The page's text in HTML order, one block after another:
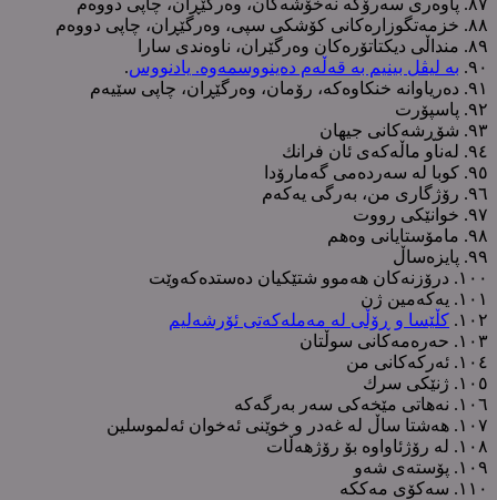
٨٧. پاوەری سەرۆکە نەخۆشەکان، وەرگێڕان، چاپی دووەم
٨٨. خزمەتگوزارەکانی کۆشکی سپی، وەرگێڕان، چاپی دووەم
٨٩. منداڵی دیکتاتۆرەکان وەرگێران، ناوەندی سارا
٩٠. بە لیڤل بینیم بە قەڵەم دەینووسمەوە. یادنووس.
٩١. دەریاوانە خنکاوەکە، رۆمان، وەرگێڕان، چاپی سێیەم
٩٢. پاسپۆرت
٩٣. شۆڕشەکانی جیهان
٩٤. لەناو ماڵەکەی ئان فرانك
٩٥. کوبا لە سەردەمی گەمارۆدا
٩٦. رۆژگاری من، بەرگی یەکەم
٩٧. خوانێکی رووت
٩٨. مامۆستایانی وەهم
٩٩. پایزەساڵ
١٠٠. درۆزنەکان هەموو شتێکیان دەستدەکەوێت
١٠١. یەکەمین ژن
١٠٢. کڵێسا و ڕۆڵی لە مەملەکەتی ئۆرشەلیم
١٠٣. حەرەمەکانی سوڵتان
١٠٤. ئەرکەکانی من
١٠٥. ژنێکی سرك
١٠٦. نەهاتی مێخەکی سەر بەرگەکە
١٠٧. هەشتا ساڵ لە غەدر و خوێنی ئەخوان ئەلموسلین
١٠٨. لە رۆژئاواوە بۆ رۆژهەڵات
١٠٩. پۆستەی شەو
١١٠. سەکۆی مەککە